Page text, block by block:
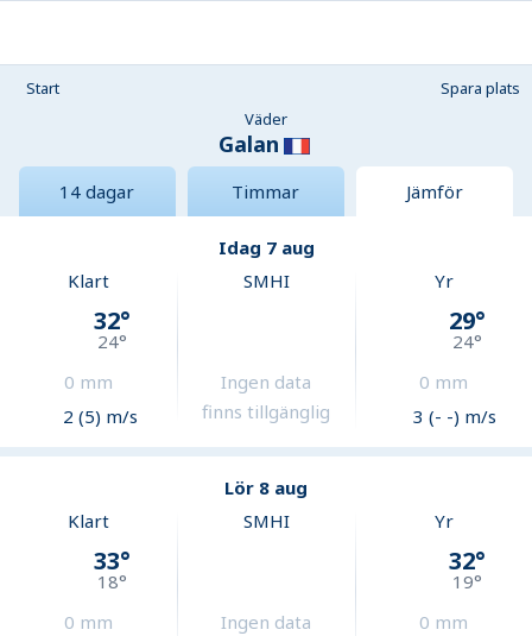
Start
Spara plats
Väder
Galan
14 dagar Timmar Jämför
Idag 7 aug
Klart
32°
24°
0 mm
2 (5) m/s
SMHI
Ingen data
finns tillgänglig
Yr
29°
24°
0 mm
3 (- -) m/s
Lör 8 aug
Klart
33°
18°
0 mm
SMHI
Ingen data
Yr
32°
19°
0 mm